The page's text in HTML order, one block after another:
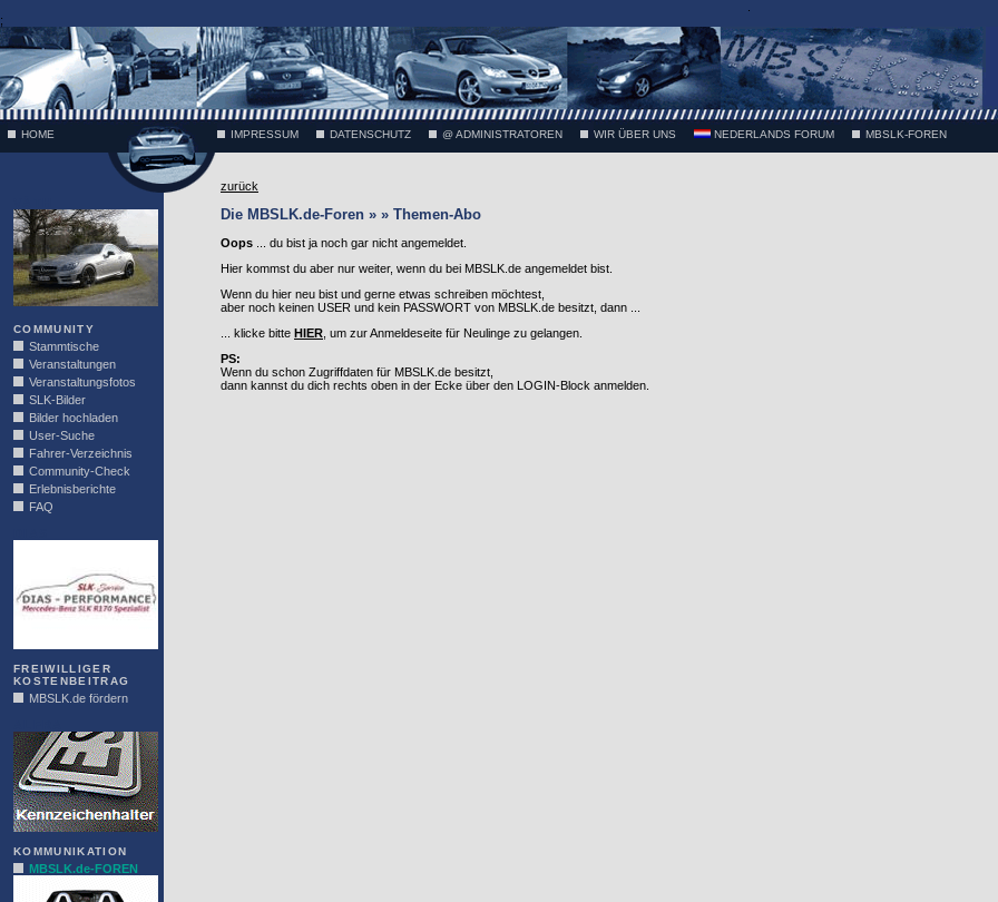
;
HOME IMPRESSUM DATENSCHUTZ @ ADMINISTRATOREN WIR ÜBER UNS NEDERLANDS FORUM MBSLK-FOREN
COMMUNITY
Stammtische
Veranstaltungen
Veranstaltungsfotos
SLK-Bilder
Bilder hochladen
User-Suche
Fahrer-Verzeichnis
Community-Check
Erlebnisberichte
FAQ
FREIWILLIGER
KOSTENBEITRAG
MBSLK.de fördern
KOMMUNIKATION
MBSLK.de-FOREN
zurück
Die MBSLK.de-Foren » » Themen-Abo
Oops ... du bist ja noch gar nicht angemeldet.
Hier kommst du aber nur weiter, wenn du bei MBSLK.de angemeldet bist.
Wenn du hier neu bist und gerne etwas schreiben möchtest,
aber noch keinen USER und kein PASSWORT von MBSLK.de besitzt, dann ...
... klicke bitte HIER , um zur Anmeldeseite für Neulinge zu gelangen.
PS:
Wenn du schon Zugriffdaten für MBSLK.de besitzt,
dann kannst du dich rechts oben in der Ecke über den LOGIN-Block anmelden.